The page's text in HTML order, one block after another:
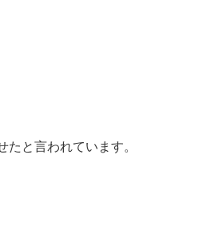
と言われています。